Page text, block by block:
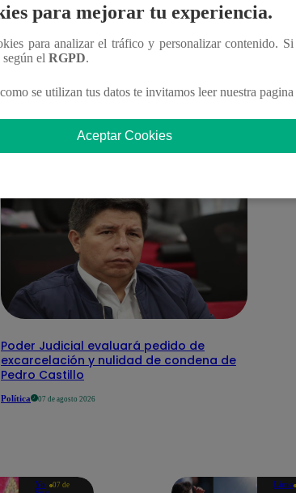
mensaje
Poder Judicial evaluará pedido de
excarcelación y nulidad de condena de
Pedro Castillo
Política 07 de agosto 2026
Yo
07 de Lima
para mejorar tu experiencia.
para analizar el tráfico y personalizar contenido.
según el RGPD.
se utilizan tus datos te invitamos leer nuestra pagina
Aceptar Cookies